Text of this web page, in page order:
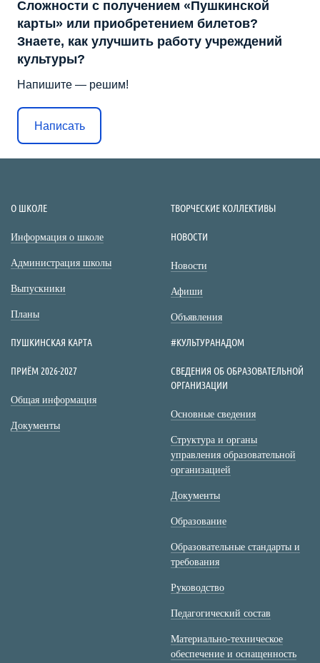
Сложности с получением «Пушкинской
карты» или приобретением билетов?
Знаете, как улучшить работу учреждений
культуры?
Напишите — решим!
Написать
О ШКОЛЕ
Информация о школе
Администрация школы
Выпускники
Планы
ТВОРЧЕСКИЕ КОЛЛЕКТИВЫ
НОВОСТИ
Новости
Афиши
Объявления
ПУШКИНСКАЯ КАРТА #КУЛЬТУРАНАДОМ
ПРИЁМ 2026-2027
Общая информация
Документы
СВЕДЕНИЯ ОБ ОБРАЗОВАТЕЛЬНОЙ
ОРГАНИЗАЦИИ
Основные сведения
Структура и органы
управления образовательной
организацией
Документы
Образование
Образовательные стандарты и
требования
Руководство
Педагогический состав
Материально-техническое
обеспечение и оснащенность